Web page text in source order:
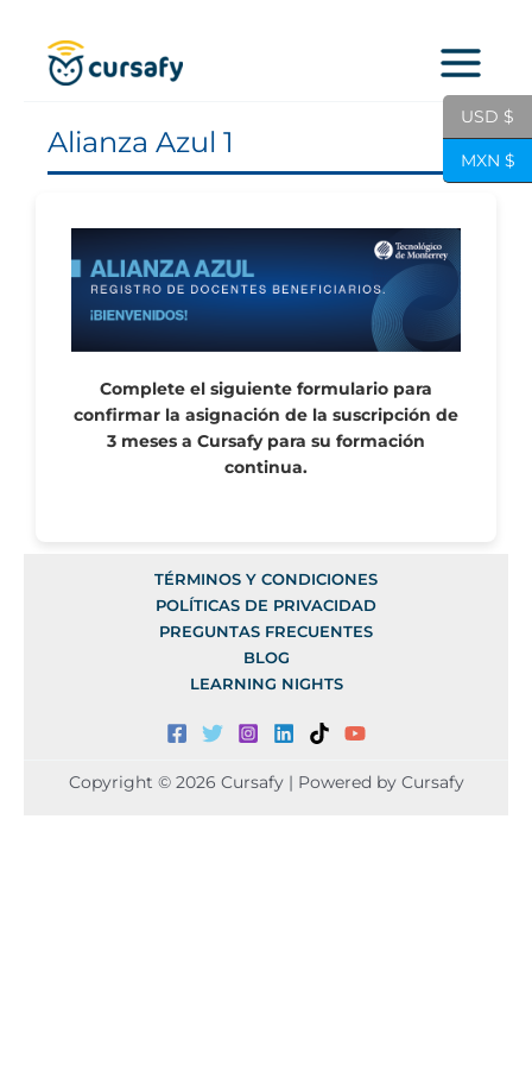
contenido
Alianza Azul 1
Complete el siguiente formulario para
confirmar la asignación de la suscripción de
3 meses a Cursafy para su formación
continua.
TÉRMINOS Y CONDICIONES
POLÍTICAS DE PRIVACIDAD
PREGUNTAS FRECUENTES
BLOG
LEARNING NIGHTS
Copyright © 2026 Cursafy | Powered by Cursafy
USD $
MXN $